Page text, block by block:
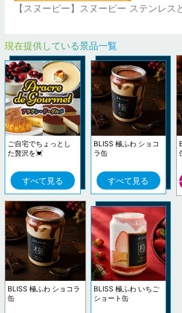
【スヌーピー】スヌーピー ステンレス
現在提供している景品一覧
ご自宅でちょっとし
た贅沢を💓
すべて見る
BLISS 極ふわ ショコ
ラ缶
すべて見る
BLISS 極ふわ ショコラ
缶
BLISS 極ふわ いちご
ショート缶